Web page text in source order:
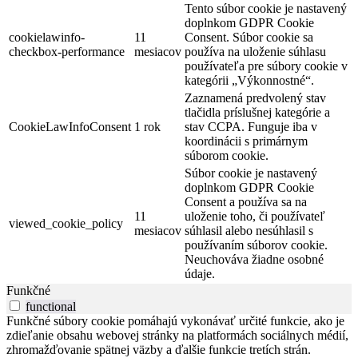
cookielawinfo-
checkbox-performance
11
mesiacov
Tento súbor cookie je nastavený
doplnkom GDPR Cookie
Consent. Súbor cookie sa
používa na uloženie súhlasu
používateľa pre súbory cookie v
kategórii „Výkonnostné“.
CookieLawInfoConsent 1 rok
Zaznamená predvolený stav
tlačidla príslušnej kategórie a
stav CCPA. Funguje iba v
koordinácii s primárnym
súborom cookie.
viewed_cookie_policy
11
mesiacov
Súbor cookie je nastavený
doplnkom GDPR Cookie
Consent a používa sa na
uloženie toho, či používateľ
súhlasil alebo nesúhlasil s
používaním súborov cookie.
Neuchováva žiadne osobné
údaje.
Funkčné
functional
Funkčné súbory cookie pomáhajú vykonávať určité funkcie, ako je
zdieľanie obsahu webovej stránky na platformách sociálnych médií,
zhromažďovanie spätnej väzby a ďalšie funkcie tretích strán.